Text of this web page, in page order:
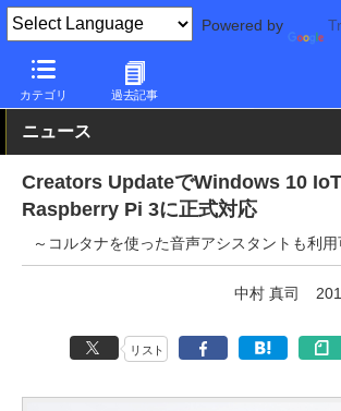
Powered by
カテゴリ 過去記事
PC Watch 市場 IoT
ニュース
Creators UpdateでWindows 10
Raspberry Pi 3に正式対応
～コルタナを使った音声アシスタントも利用
中村 真司
リスト